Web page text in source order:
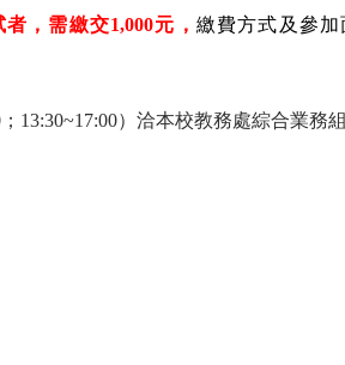
，需繳交1,000元， 繳費方式及參
13:30~17:00）洽本校教務處綜合業務組